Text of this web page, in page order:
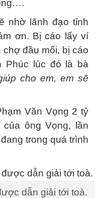
nhờ lãnh đạo tỉnh
ơn. Bị cáo lấy ví
đầu mối, bị cáo
Phúc lúc đó là bà
cho em, em sẽ
Văn Vọng 2 tỷ
ông Vọng, lần
trong quá trình
dẫn giải tới toà.